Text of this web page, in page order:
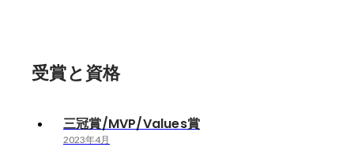
受賞と資格
三冠賞/MVP/Values賞
2023年4月